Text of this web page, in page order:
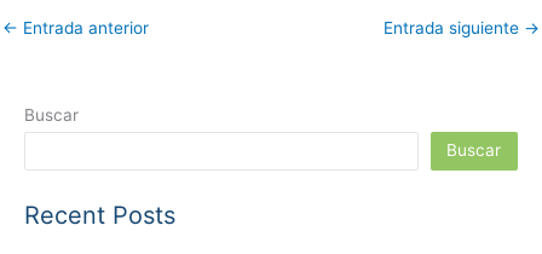
← Entrada anterior Entrada siguiente →
Buscar
Buscar
Recent Posts